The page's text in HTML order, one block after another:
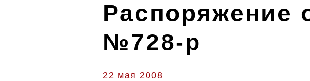
Распоряжение
№728-р
22 мая 2008